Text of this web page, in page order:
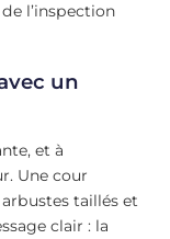
l’inspection
un
et à
Une cour
taillés et
clair : la